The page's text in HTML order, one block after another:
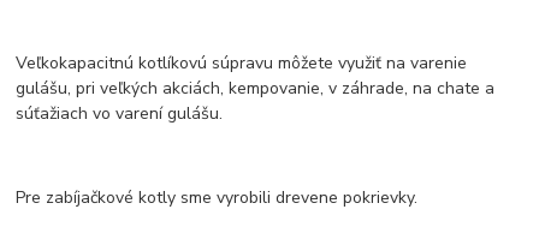
Veľkokapacitnú kotlíkovú súpravu môžete využiť na varenie
gulášu, pri veľkých akciách, kempovanie, v záhrade, na chate a
súťažiach vo varení gulášu.
Pre zabíjačkové kotly sme vyrobili drevene pokrievky.